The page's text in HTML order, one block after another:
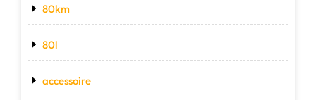
80km
80l
accessoire